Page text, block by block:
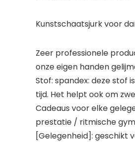
Kunstschaatsjurk voor
Zeer professionele
onze eigen handen
Stof: spandex: deze stof
tijd. Het helpt ook om
Cadeaus voor elke
prestatie / ritmische
[Gelegenheid]: geschikt